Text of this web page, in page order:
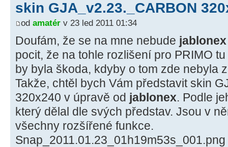
skin GJA_v2.23._CARBON
od amatér v 23 led 2011 01:34
Doufám, že se na mne nebude jablonex
pocit, že na tohle rozlišení pro PRIMO
by byla škoda, kdyby o tom zde nebyla
Takže, chtěl bych Vám představit skin
320х240 v úpravě od jablonex. Podle
který dělal dle svých představ. Jsou v
všechny rozšířené funkce.
Snap_2011.01.23_01h19m53s_001.png